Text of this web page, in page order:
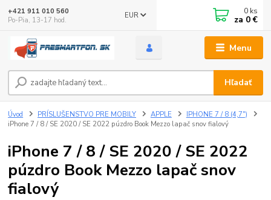
Menu
EUR
Hľadať
+421 911 010 560
Po-Pia, 13-17 hod.
0 ks
za 0 €
Úvod PRÍSLUŠENSTVO PRE MOBILY APPLE
IPHONE 7 / 8 (4,7")
iPhone 7 / 8 / SE 2020 / SE 2022 púzdro Book Mezzo lapač snov fialový
iPhone 7 / 8 / SE 2020 / SE 2022
púzdro Book Mezzo lapač snov
fialový